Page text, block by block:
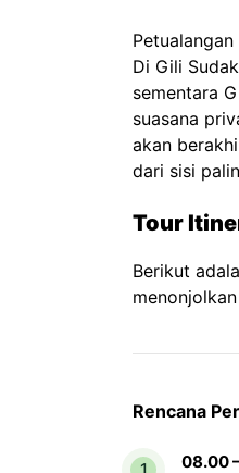
Di Gili
sementara
suasana
akan
dari sisi
Tour
Berikut
Rencana
08.00